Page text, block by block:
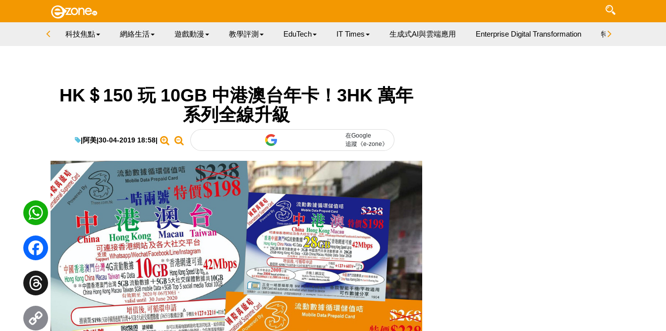
科技焦點 網絡生活 遊戲動漫 教學評測 EduTech IT Times 生成式AI與雲端應用 Enterprise Digital Transformation 特集
HK＄150 玩 10GB 中港澳台年卡！3HK 萬年
系列全線升級
|阿美|30-04-2019 18:58|
在Google
追蹤《e-zone》
WhatsApp
Facebook
Threads